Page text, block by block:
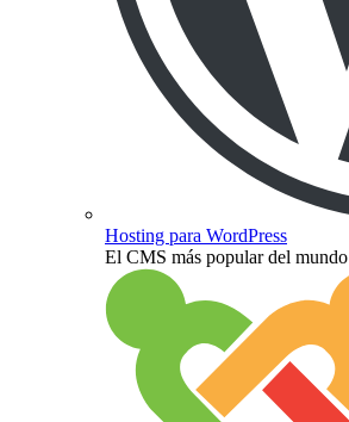
Hosting para WordPress
El CMS más popular del mundo